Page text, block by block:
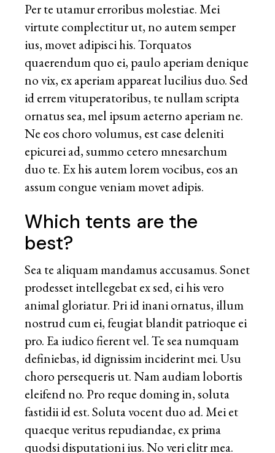
Per te utamur erroribus molestiae. Mei
virtute complectitur ut, no autem semper
ius, movet adipisci his. Torquatos
quaerendum quo ei, paulo aperiam denique
no vix, ex aperiam appareat lucilius duo. Sed
id errem vituperatoribus, te nullam scripta
ornatus sea, mel ipsum aeterno aperiam ne.
Ne eos choro volumus, est case deleniti
epicurei ad, summo cetero mnesarchum
duo te. Ex his autem lorem vocibus, eos an
assum congue veniam movet adipis.
Which tents are the
best?
Sea te aliquam mandamus accusamus. Sonet
prodesset intellegebat ex sed, ei his vero
animal gloriatur. Pri id inani ornatus, illum
nostrud cum ei, feugiat blandit patrioque ei
pro. Ea iudico fierent vel. Te sea numquam
definiebas, id dignissim inciderint mei. Usu
choro persequeris ut. Nam audiam lobortis
eleifend no. Pro reque doming in, soluta
fastidii id est. Soluta vocent duo ad. Mei et
quaeque veritus repudiandae, ex prima
quodsi disputationi ius. No veri elitr mea.